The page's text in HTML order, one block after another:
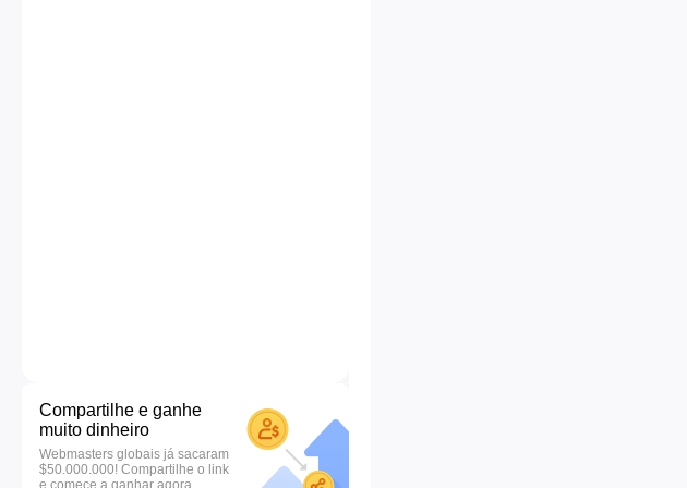
Compartilhe e ganhe
muito dinheiro
Webmasters globais já sacaram
$50.000.000! Compartilhe o link
e comece a ganhar agora.